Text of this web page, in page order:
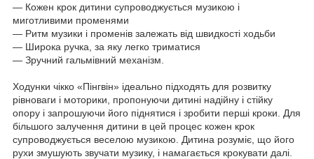
― Кожен крок дитини супроводжується музикою і
миготливими променями
― Ритм музики і променів залежать від швидкості ходьби
― Широка ручка, за яку легко триматися
― Зручний гальмівний механізм.
Ходунки чікко «Пінгвін» ідеально підходять для розвитку
рівноваги і моторики, пропонуючи дитині надійну і стійку
опору і запрошуючи його піднятися і зробити перші кроки. Для
більшого залучення дитини в цей процес кожен крок
супроводжується веселою музикою. Дитина розуміє, що його
рухи змушують звучати музику, і намагається крокувати далі.